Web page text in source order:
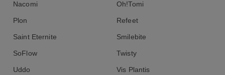
Nacomi Oh!Tomi
Plon Refeet
Saint Eternite Smilebite
SoFlow Twisty
Uddo Vis Plantis